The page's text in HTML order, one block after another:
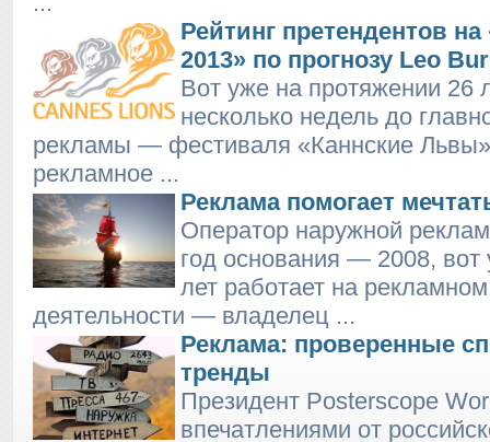
Рейтинг претендентов
2013» по прогнозу Leo
Вот уже на протяжении 26
несколько недель до
рекламы — фестиваля «Каннские
рекламное ...
Реклама помогает
Оператор наружной
год основания — 2008, вот
лет работает на
деятельности — владелец ...
Реклама: проверенные
тренды
Президент Posterscope
впечатлениями от